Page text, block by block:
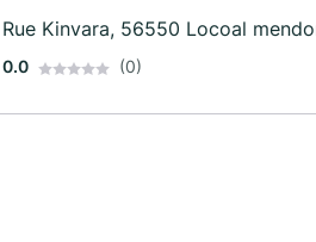
Rue Kinvara, 56550 Locoal
0.0 (0)